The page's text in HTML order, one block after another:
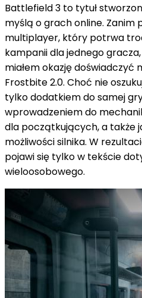
Battlefield 3 to tytuł
myślą o grach online. Zanim
multiplayer, który potrwa
kampanii dla jednego
miałem okazję doświadczyć
Frostbite 2.0. Choć nie
tylko dodatkiem do samej
wprowadzeniem do
dla początkujących, a także
możliwości silnika. W
pojawi się tylko w tekście
wieloosobowego.